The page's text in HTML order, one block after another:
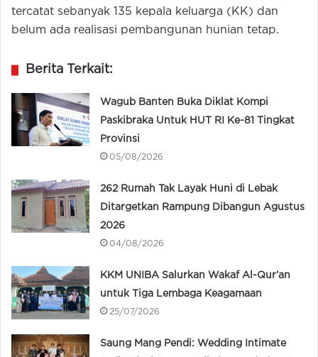
tercatat sebanyak 135 kepala keluarga (KK) dan
belum ada realisasi pembangunan hunian tetap.
Berita Terkait:
Wagub Banten Buka Diklat Kompi
Paskibraka Untuk HUT RI Ke-81 Tingkat
Provinsi
05/08/2026
262 Rumah Tak Layak Huni di Lebak
Ditargetkan Rampung Dibangun Agustus
2026
04/08/2026
KKM UNIBA Salurkan Wakaf Al-Qur’an
untuk Tiga Lembaga Keagamaan
25/07/2026
Saung Mang Pendi: Wedding Intimate